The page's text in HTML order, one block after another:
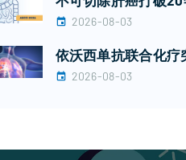
2026-08-03
依沃西单抗联合化疗
2026-08-03